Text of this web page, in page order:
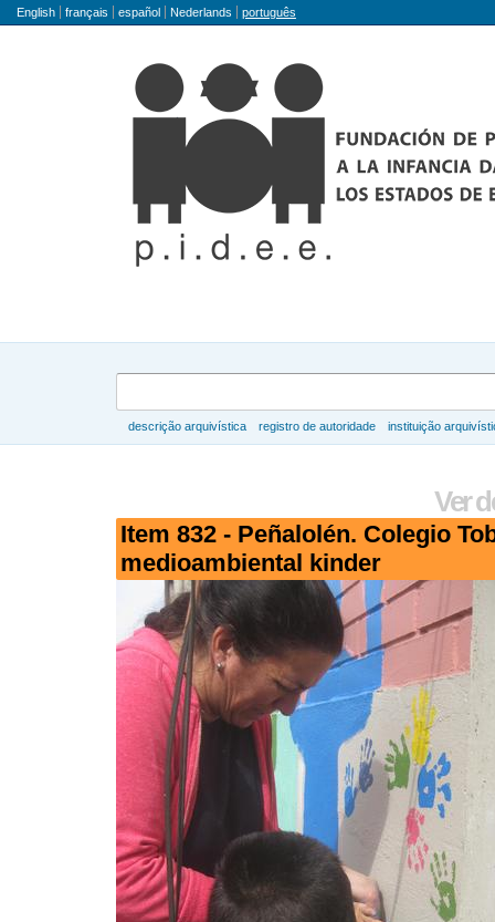
Idioma
English français español Nederlands português
descrição arquivística registro de autoridade instituição
Ver
Item 832 - Peñalolén. Colegio
medioambiental kinder